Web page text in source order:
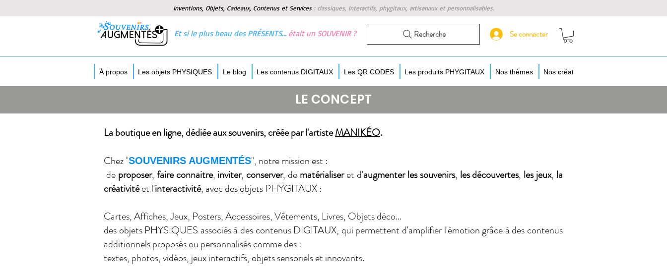
Inventions, Objets, Cadeaux, Contenus et Services : classiques, interactifs, phygitaux, artisanaux et personnalisables.
Et si le plus beau des PRÉSENTS… était un SOUVENIR ? Recherche Se connecter
À propos Les objets PHYSIQUES Le blog Les contenus DIGITAUX Les QR CODES Les produits PHYGITAUX Nos thèmes Nos créateurs
LE CONCEPT
La boutique en ligne, dédiée aux souvenirs, créée par l'artisteMANIKÉO.
Chez"SOUVENIRS AUGMENTÉS", notre mission est :
de proposer, faire connaitre, inviter, conserver, de matérialiseret d'augmenter les souvenirs, les découvertes, les jeux, la
créativitéet l'interactivité, avec des objets PHYGITAUX :
Cartes, Affiches, Jeux, Posters, Accessoires, Vêtements, Livres, Objets déco...
des objets PHYSIQUES associés à des contenus DIGITAUX, qui permettent d'amplifier l'émotion grâce à des contenus
additionnels proposés ou personnalisés comme des :
textes, photos, vidéos, jeux interactifs, objets sensoriels et innovants.